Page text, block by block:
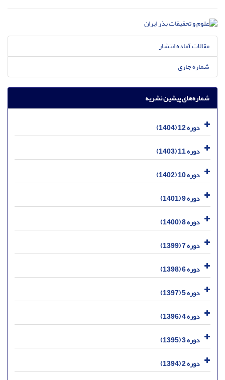
مقالات آماده انتشار
شماره جاری
شماره‌های پیشین نشریه
دوره 12 (1404)
دوره 11 (1403)
دوره 10 (1402)
دوره 9 (1401)
دوره 8 (1400)
دوره 7 (1399)
دوره 6 (1398)
دوره 5 (1397)
دوره 4 (1396)
دوره 3 (1395)
دوره 2 (1394)